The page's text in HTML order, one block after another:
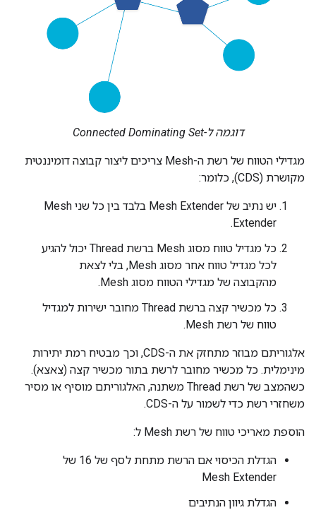
דוגמה ל-Connected Dominating Set
מגדילי הטווח של רשת ה-Mesh צריכים ליצור קבוצה דומיננטית
מקושרת (CDS), כלומר:
יש נתיב של Mesh Extender בלבד בין כל שני Mesh
Extender.
כל מגדיל טווח מסוג Mesh ברשת Thread יכול להגיע
לכל מגדיל טווח אחר מסוג Mesh, בלי לצאת
מהקבוצה של מגדילי הטווח מסוג Mesh.
כל מכשיר קצה ברשת Thread מחובר ישירות למגדיל
טווח של רשת Mesh.
אלגוריתם מבוזר מתחזק את ה-CDS, וכך מבטיח רמת יתירות
מינימלית. כל מכשיר מחובר לרשת בתור מכשיר קצה (צאצא).
כשהמצב של רשת Thread משתנה, האלגוריתם מוסיף או מסיר
משחזרי רשת כדי לשמור על ה-CDS.
הוספת מאריכי טווח של רשת Mesh ל:
הגדלת הכיסוי אם הרשת מתחת לסף של 16 של
Mesh Extender
הגדלת גיוון הנתיבים